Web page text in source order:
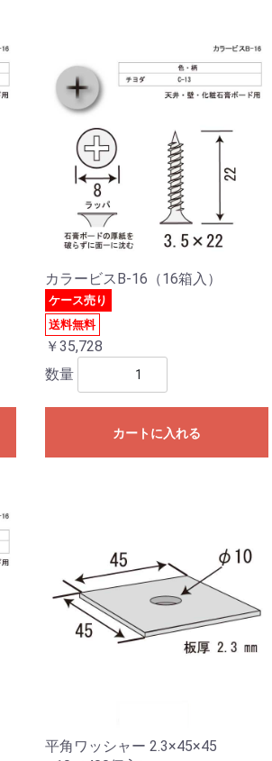
カラービスB-16（16箱入）
ケース売り
送料無料
￥35,728
数量
カートに入れる
平角ワッシャー 2.3×45×45